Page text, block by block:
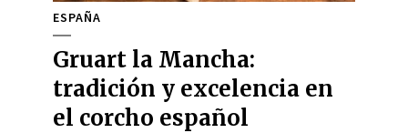
ESPAÑA
Gruart la Mancha:
tradición y excelencia en
el corcho español